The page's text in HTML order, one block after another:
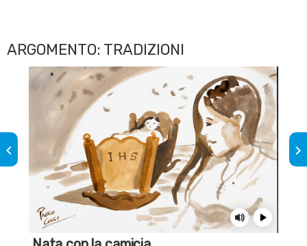
ARGOMENTO: TRADIZIONI
keyboard_arrow_left keyboard_arrow_right